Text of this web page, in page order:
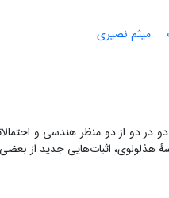
میثم نصیری
دو از دو منظر هندسی و
هذلولوی‏، اثبات‌هایی جدید از